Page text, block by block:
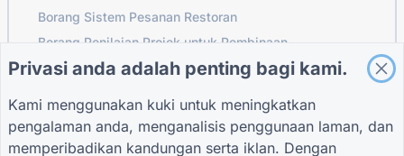
Borang Sistem Pesanan Restoran
Borang Penilaian Projek untuk Pembinaan
Borang Penilaian Pembekal untuk Logistik
Borang Penglibatan Pelanggan
Privasi anda adalah penting bagi kami.
Kami menggunakan kuki untuk meningkatkan
pengalaman anda, menganalisis penggunaan laman, dan
memperibadikan kandungan serta iklan. Dengan